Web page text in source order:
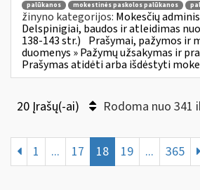
palūkanos mokestinės paskolos palūkanos
žinyno kategorijos: Mokesčių
Delspinigiai, baudos ir atleidimas
138-143 str.) Prašymai, pažymos ir
duomenys » Pažymų užsakymas ir
Prašymas atidėti arba išdėstyti
20 Įrašų(-ai) Rodoma nuo 341
1 ... 17 18 19 ... 365